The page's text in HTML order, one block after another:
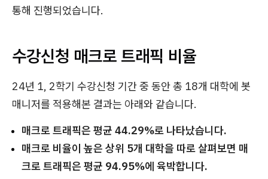
통해 진행되었습니다.
수강신청 매크로 트래픽 비율
24년 1, 2학기 수강신청 기간 중 동안 총 18개 대학에 봇
매니저를 적용해본 결과는 아래와 같습니다.
매크로 트래픽은 평균 44.29%로 나타났습니다.
매크로 비율이 높은 상위 5개 대학을 따로 살펴보면 매
크로 트래픽은 평균 94.95%에 육박합니다.